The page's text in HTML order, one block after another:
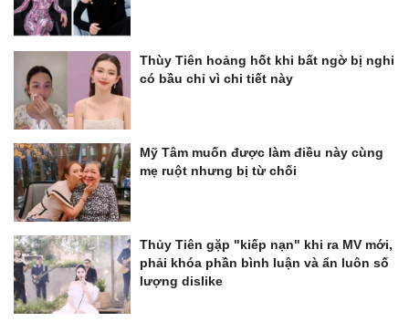
Thùy Tiên hoảng hốt khi bất ngờ bị nghi
có bầu chỉ vì chi tiết này
Mỹ Tâm muốn được làm điều này cùng
mẹ ruột nhưng bị từ chối
Thủy Tiên gặp "kiếp nạn" khi ra MV mới,
phải khóa phần bình luận và ẩn luôn số
lượng dislike